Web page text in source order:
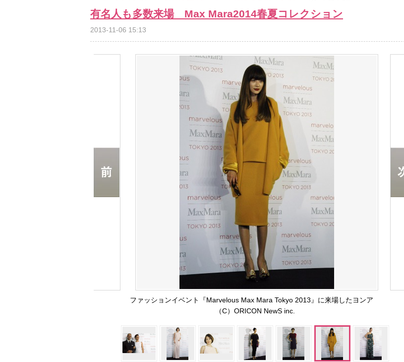
有名人も多数来場 Max Mara2014春夏コレクション
2013-11-06 15:13
ファッションイベント『Marvelous Max Mara Tokyo 2013』に来場したヨンア
（C）ORICON NewS inc.